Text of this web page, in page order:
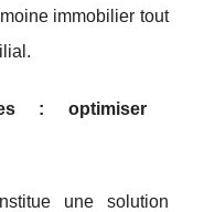
immobilier tout
: optimiser
une solution